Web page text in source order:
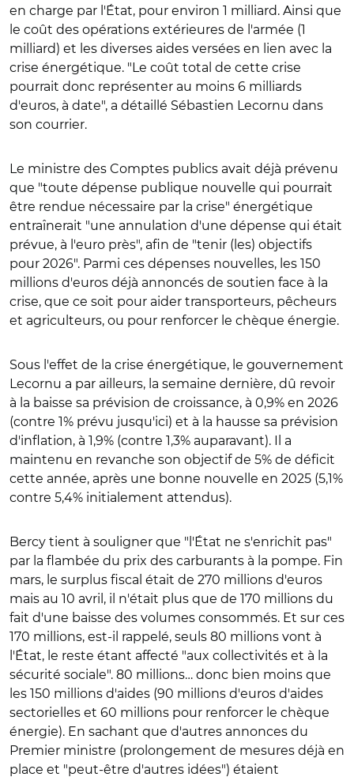
en charge par l'État, pour environ 1 milliard. Ainsi que
le coût des opérations extérieures de l'armée (1
milliard) et les diverses aides versées en lien avec la
crise énergétique. "Le coût total de cette crise
pourrait donc représenter au moins 6 milliards
d'euros, à date", a détaillé Sébastien Lecornu dans
son courrier.
Le ministre des Comptes publics avait déjà prévenu
que "toute dépense publique nouvelle qui pourrait
être rendue nécessaire par la crise" énergétique
entraînerait "une annulation d'une dépense qui était
prévue, à l'euro près", afin de "tenir (les) objectifs
pour 2026". Parmi ces dépenses nouvelles, les 150
millions d'euros déjà annoncés de soutien face à la
crise, que ce soit pour aider transporteurs, pêcheurs
et agriculteurs, ou pour renforcer le chèque énergie.
Sous l'effet de la crise énergétique, le gouvernement
Lecornu a par ailleurs, la semaine dernière, dû revoir
à la baisse sa prévision de croissance, à 0,9% en 2026
(contre 1% prévu jusqu'ici) et à la hausse sa prévision
d'inflation, à 1,9% (contre 1,3% auparavant). Il a
maintenu en revanche son objectif de 5% de déficit
cette année, après une bonne nouvelle en 2025 (5,1%
contre 5,4% initialement attendus).
Bercy tient à souligner que "l'État ne s'enrichit pas"
par la flambée du prix des carburants à la pompe. Fin
mars, le surplus fiscal était de 270 millions d'euros
mais au 10 avril, il n'était plus que de 170 millions du
fait d'une baisse des volumes consommés. Et sur ces
170 millions, est-il rappelé, seuls 80 millions vont à
l'État, le reste étant affecté "aux collectivités et à la
sécurité sociale". 80 millions… donc bien moins que
les 150 millions d'aides (90 millions d'euros d'aides
sectorielles et 60 millions pour renforcer le chèque
énergie). En sachant que d'autres annonces du
Premier ministre (prolongement de mesures déjà en
place et "peut-être d'autres idées") étaient